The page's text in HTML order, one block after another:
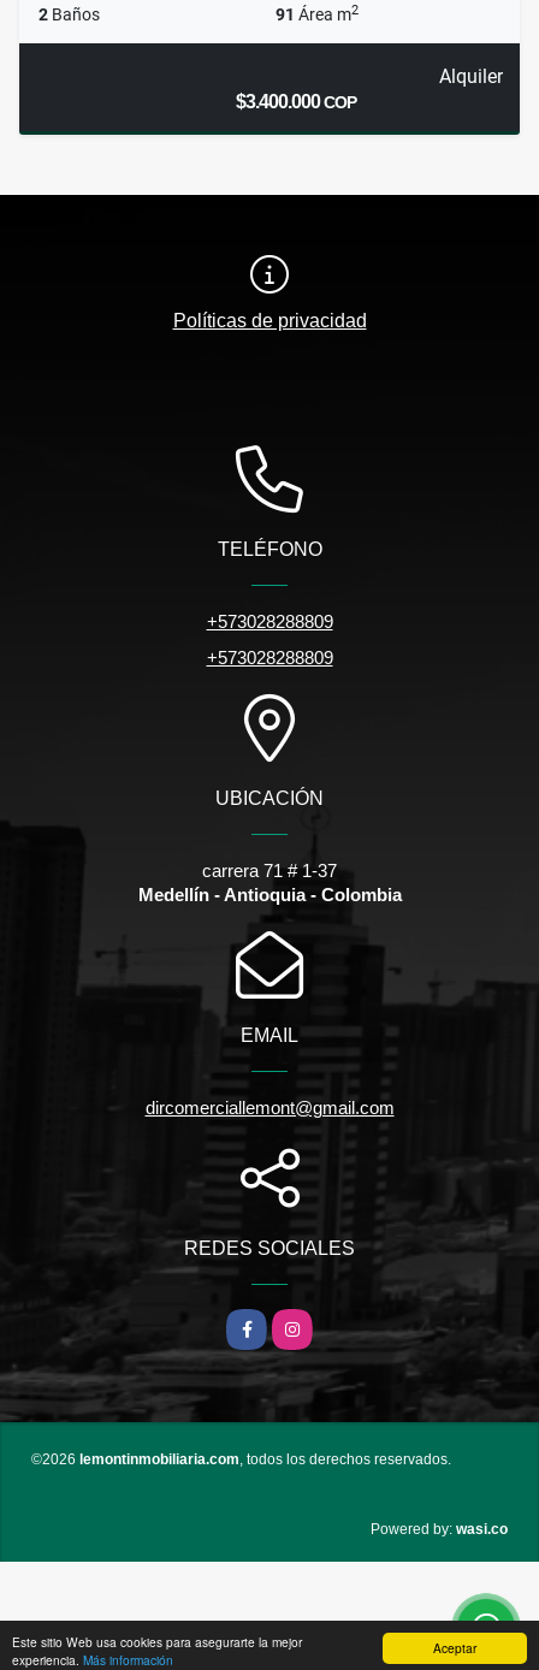
Aceptar
Este sitio Web usa cookies para asegurarte la mejor
experiencia. Más información
2 Baños 91 Área m2
Alquiler
$3.400.000COP
Políticas de privacidad
TELÉFONO
+573028288809
+573028288809
UBICACIÓN
carrera 71 # 1-37
Medellín - Antioquia - Colombia
EMAIL
dircomerciallemont@gmail.com
REDES SOCIALES
Facebook
Instagram
©2026 lemontinmobiliaria.com, todos los derechos reservados.
Powered by: wasi.co